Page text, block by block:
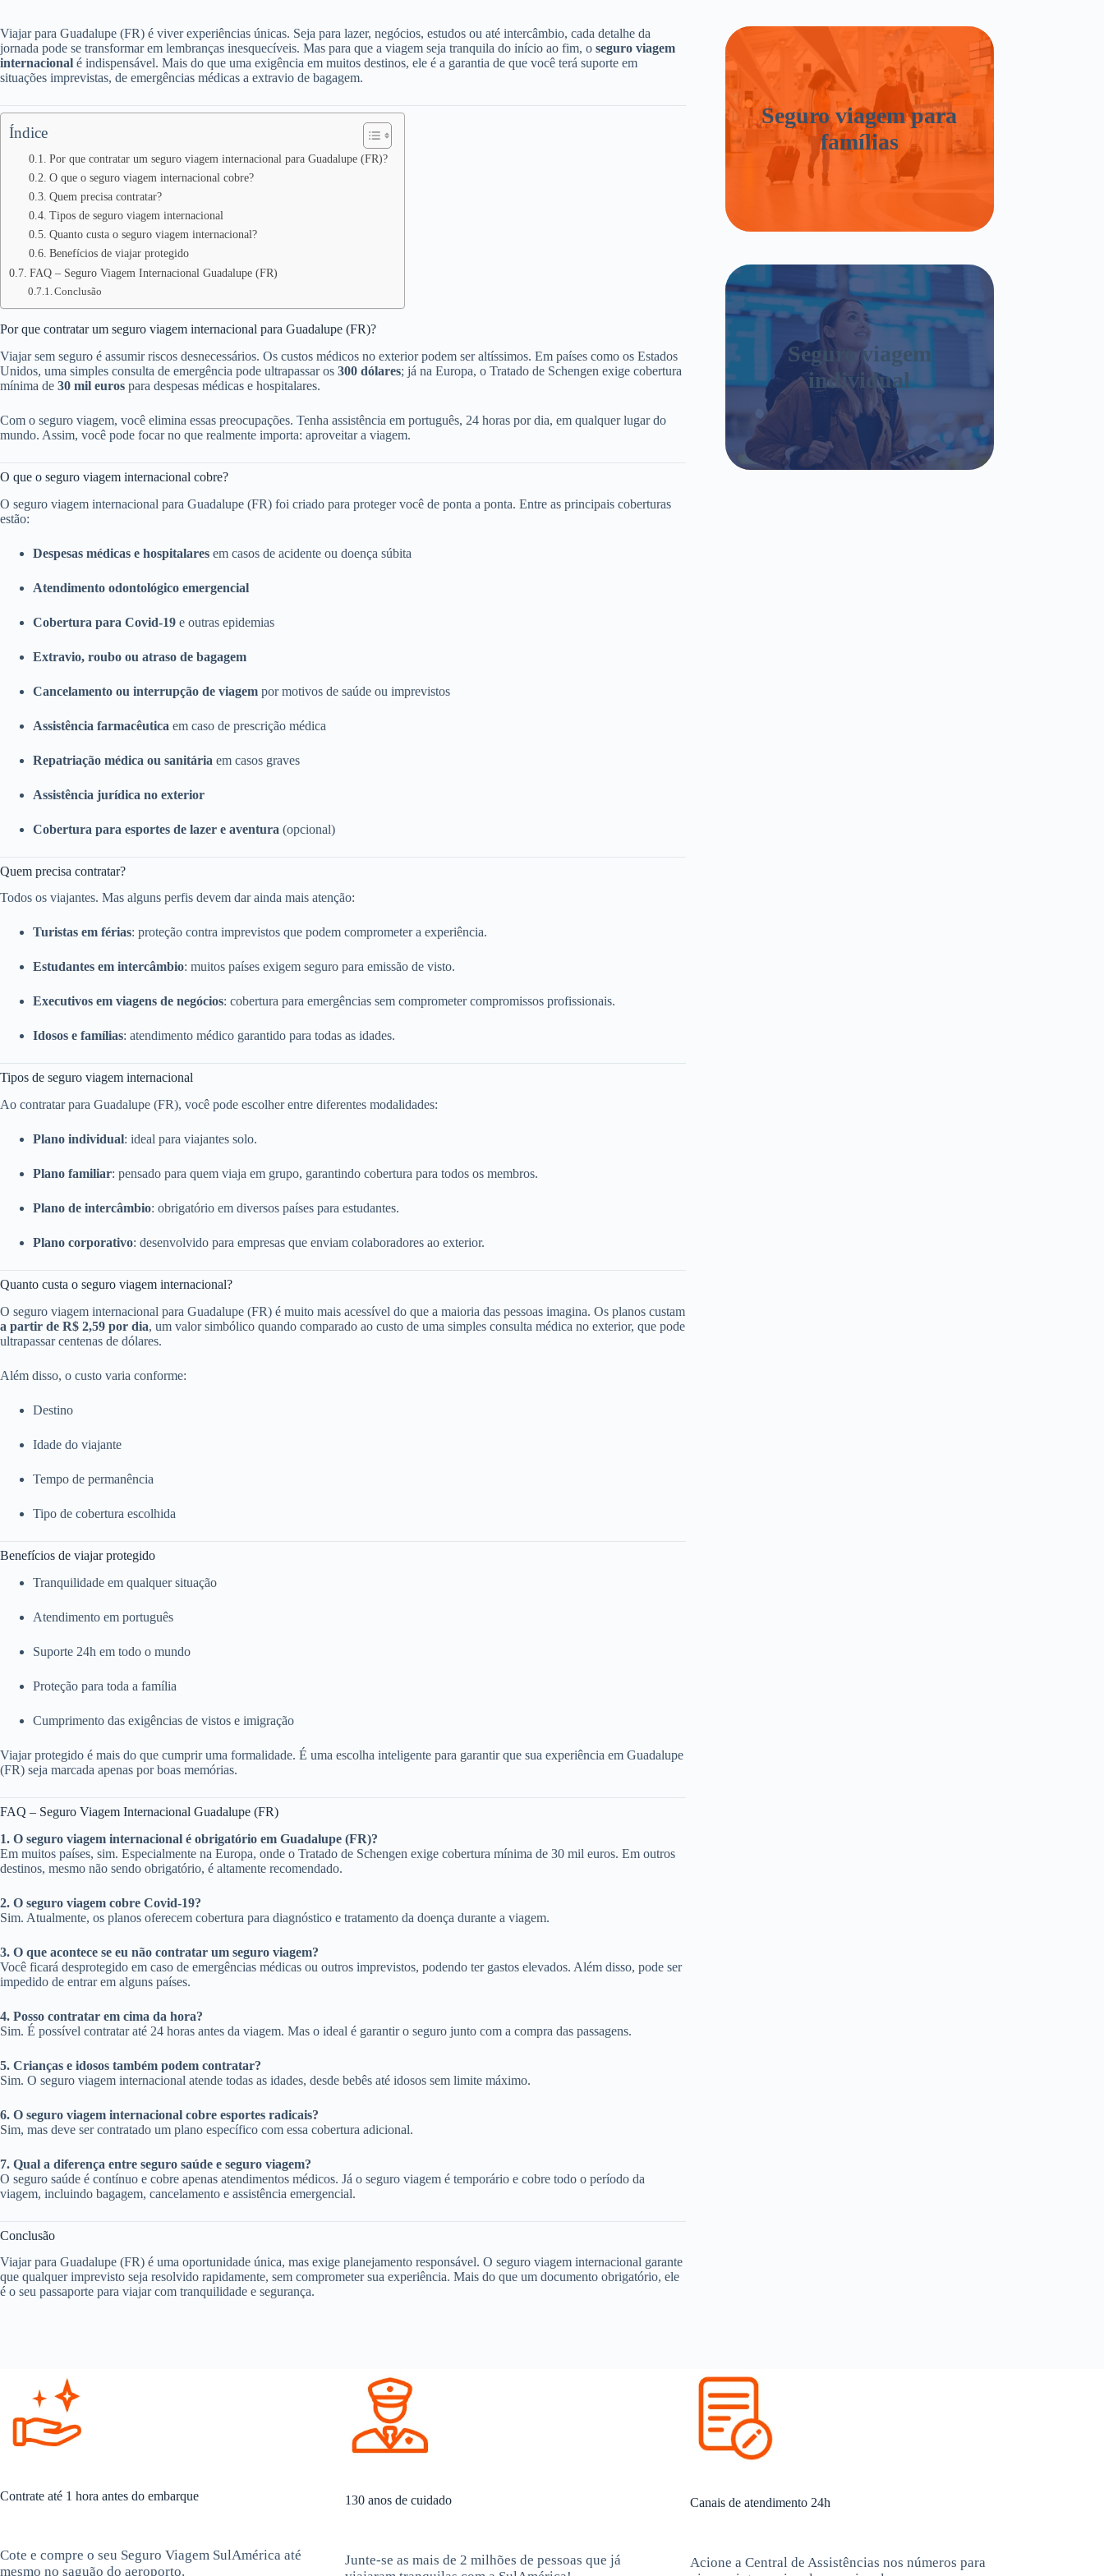
Viajar para Guadalupe (FR) é viver experiências únicas. Seja para lazer, negócios, estudos ou até intercâmbio, cada detalhe da
jornada pode se transformar em lembranças inesquecíveis. Mas para que a viagem seja tranquila do início ao fim, o seguro viagem
internacional é indispensável. Mais do que uma exigência em muitos destinos, ele é a garantia de que você terá suporte em
situações imprevistas, de emergências médicas a extravio de bagagem.
Índice
Por que contratar um seguro viagem internacional para Guadalupe (FR)?
O que o seguro viagem internacional cobre?
Quem precisa contratar?
Tipos de seguro viagem internacional
Quanto custa o seguro viagem internacional?
Benefícios de viajar protegido
FAQ – Seguro Viagem Internacional Guadalupe (FR)
Conclusão
Por que contratar um seguro viagem internacional para Guadalupe (FR)?
Viajar sem seguro é assumir riscos desnecessários. Os custos médicos no exterior podem ser altíssimos. Em países como os Estados
Unidos, uma simples consulta de emergência pode ultrapassar os 300 dólares; já na Europa, o Tratado de Schengen exige cobertura
mínima de 30 mil euros para despesas médicas e hospitalares.
Com o seguro viagem, você elimina essas preocupações. Tenha assistência em português, 24 horas por dia, em qualquer lugar do
mundo. Assim, você pode focar no que realmente importa: aproveitar a viagem.
O que o seguro viagem internacional cobre?
O seguro viagem internacional para Guadalupe (FR) foi criado para proteger você de ponta a ponta. Entre as principais coberturas
estão:
Despesas médicas e hospitalares em casos de acidente ou doença súbita
Atendimento odontológico emergencial
Cobertura para Covid-19 e outras epidemias
Extravio, roubo ou atraso de bagagem
Cancelamento ou interrupção de viagem por motivos de saúde ou imprevistos
Assistência farmacêutica em caso de prescrição médica
Repatriação médica ou sanitária em casos graves
Assistência jurídica no exterior
Cobertura para esportes de lazer e aventura (opcional)
Quem precisa contratar?
Todos os viajantes. Mas alguns perfis devem dar ainda mais atenção:
Turistas em férias: proteção contra imprevistos que podem comprometer a experiência.
Estudantes em intercâmbio: muitos países exigem seguro para emissão de visto.
Executivos em viagens de negócios: cobertura para emergências sem comprometer compromissos profissionais.
Idosos e famílias: atendimento médico garantido para todas as idades.
Tipos de seguro viagem internacional
Ao contratar para Guadalupe (FR), você pode escolher entre diferentes modalidades:
Plano individual: ideal para viajantes solo.
Plano familiar: pensado para quem viaja em grupo, garantindo cobertura para todos os membros.
Plano de intercâmbio: obrigatório em diversos países para estudantes.
Plano corporativo: desenvolvido para empresas que enviam colaboradores ao exterior.
Quanto custa o seguro viagem internacional?
O seguro viagem internacional para Guadalupe (FR) é muito mais acessível do que a maioria das pessoas imagina. Os planos custam
a partir de R$ 2,59 por dia, um valor simbólico quando comparado ao custo de uma simples consulta médica no exterior, que pode
ultrapassar centenas de dólares.
Além disso, o custo varia conforme:
Destino
Idade do viajante
Tempo de permanência
Tipo de cobertura escolhida
Benefícios de viajar protegido
Tranquilidade em qualquer situação
Atendimento em português
Suporte 24h em todo o mundo
Proteção para toda a família
Cumprimento das exigências de vistos e imigração
Viajar protegido é mais do que cumprir uma formalidade. É uma escolha inteligente para garantir que sua experiência em Guadalupe
(FR) seja marcada apenas por boas memórias.
FAQ – Seguro Viagem Internacional Guadalupe (FR)
1. O seguro viagem internacional é obrigatório em Guadalupe (FR)?
Em muitos países, sim. Especialmente na Europa, onde o Tratado de Schengen exige cobertura mínima de 30 mil euros. Em outros
destinos, mesmo não sendo obrigatório, é altamente recomendado.
2. O seguro viagem cobre Covid-19?
Sim. Atualmente, os planos oferecem cobertura para diagnóstico e tratamento da doença durante a viagem.
3. O que acontece se eu não contratar um seguro viagem?
Você ficará desprotegido em caso de emergências médicas ou outros imprevistos, podendo ter gastos elevados. Além disso, pode ser
impedido de entrar em alguns países.
4. Posso contratar em cima da hora?
Sim. É possível contratar até 24 horas antes da viagem. Mas o ideal é garantir o seguro junto com a compra das passagens.
5. Crianças e idosos também podem contratar?
Sim. O seguro viagem internacional atende todas as idades, desde bebês até idosos sem limite máximo.
6. O seguro viagem internacional cobre esportes radicais?
Sim, mas deve ser contratado um plano específico com essa cobertura adicional.
7. Qual a diferença entre seguro saúde e seguro viagem?
O seguro saúde é contínuo e cobre apenas atendimentos médicos. Já o seguro viagem é temporário e cobre todo o período da
viagem, incluindo bagagem, cancelamento e assistência emergencial.
Conclusão
Viajar para Guadalupe (FR) é uma oportunidade única, mas exige planejamento responsável. O seguro viagem internacional garante
que qualquer imprevisto seja resolvido rapidamente, sem comprometer sua experiência. Mais do que um documento obrigatório, ele
é o seu passaporte para viajar com tranquilidade e segurança.
Seguro viagem para
famílias
Seguro viagem
individual
Contrate até 1 hora antes do embarque
Cote e compre o seu Seguro Viagem SulAmérica até
mesmo no saguão do aeroporto.
130 anos de cuidado
Junte-se as mais de 2 milhões de pessoas que já
Canais de atendimento 24h
Acione a Central de Assistências nos números para